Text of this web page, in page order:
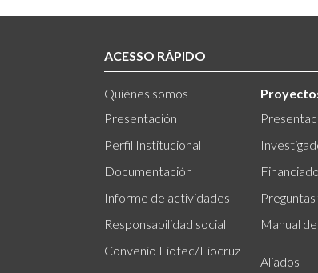
ACESSO RÁPIDO
Quiénes somos
Presentación
Perfil Institucional
Documentación
Informe de actividades
Responsabilidad social
Convenio Fiotec/Fiocruz
Manual
Aliados